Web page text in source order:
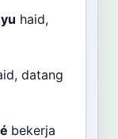
haid,
datang
bekerja